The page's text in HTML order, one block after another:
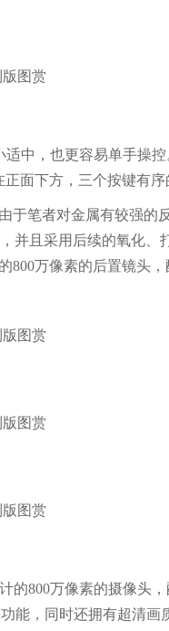
适中，也更容易单手操
面下方，三个按键有
于笔者对金属有较强的
并且采用后续的氧化
800万像素的后置镜头
的800万像素的摄像头
能，同时还拥有超清